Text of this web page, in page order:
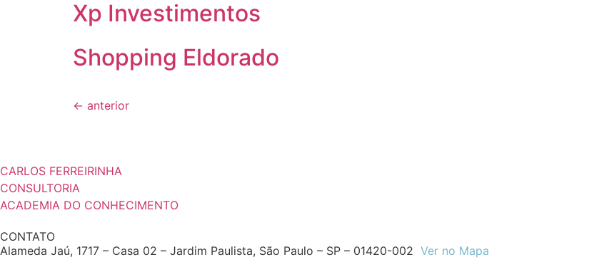
Xp Investimentos
Shopping Eldorado
← anterior
CARLOS FERREIRINHA
CONSULTORIA
ACADEMIA DO CONHECIMENTO
CONTATO
Alameda Jaú, 1717 – Casa 02 – Jardim Paulista, São Paulo – SP – 01420-002 Ver no Mapa